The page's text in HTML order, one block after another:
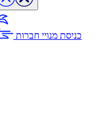
כניסת מנויי חברות